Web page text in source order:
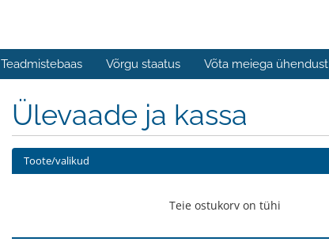
Teadmistebaas Võrgu staatus Võta meiega ühendust
Ülevaade ja kassa
Toote/valikud
Teie ostukorv on tühi